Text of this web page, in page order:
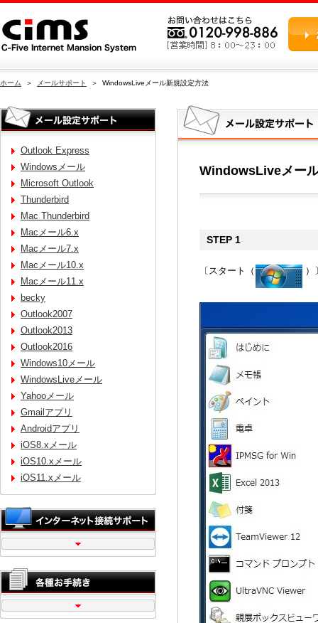
ホーム ＞ メールサポート ＞ WindowsLiveメール新規設定方法
Outlook Express
Windowsメール
Microsoft Outlook
Thunderbird
Mac Thunderbird
Macメール6.x
Macメール7.x
Macメール10.x
Macメール11.x
becky
Outlook2007
Outlook2013
Outlook2016
Windows10メール
WindowsLiveメール
Yahooメール
Gmailアプリ
Androidアプリ
iOS8.xメール
iOS10.xメール
iOS11.xメール
WindowsLiveメー
STEP 1
〔スタート（